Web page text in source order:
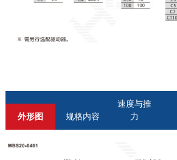
外形图 规格内容
速度与推
力